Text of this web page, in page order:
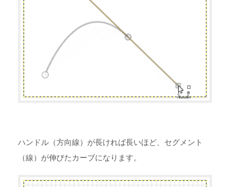
ハンドル（方向線）が長ければ長いほど、セグメント
（線）が伸びたカーブになります。